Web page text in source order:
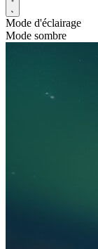
Mode d'éclairage
Mode sombre